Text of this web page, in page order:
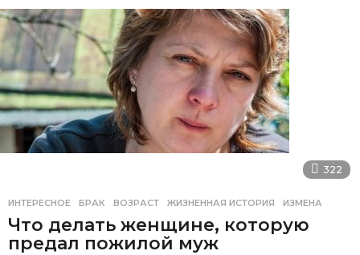
322
ИНТЕРЕСНОЕ БРАК ,ВОЗРАСТ ,ЖИЗНЕННАЯ ИСТОРИЯ ,ИЗМЕНА
Что делать женщине, которую
предал пожилой муж